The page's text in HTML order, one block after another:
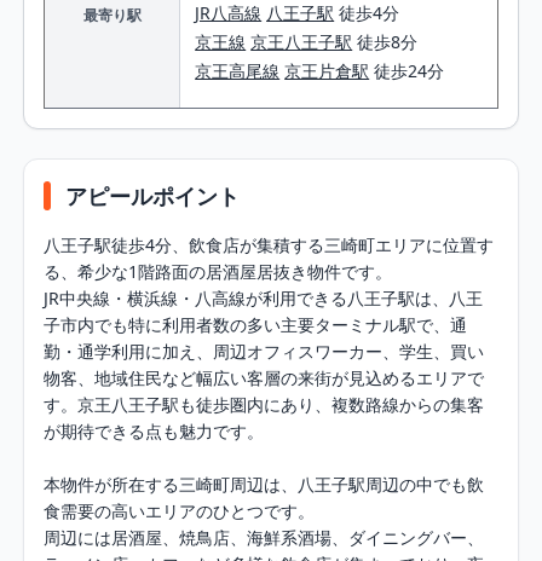
最寄り駅
JR八高線 八王子駅 徒歩4分
京王線 京王八王子駅 徒歩8分
京王高尾線 京王片倉駅 徒歩24分
アピールポイント
八王子駅徒歩4分、飲食店が集積する三崎町エリアに位置す
る、希少な1階路面の居酒屋居抜き物件です。
JR中央線・横浜線・八高線が利用できる八王子駅は、八王
子市内でも特に利用者数の多い主要ターミナル駅で、通
勤・通学利用に加え、周辺オフィスワーカー、学生、買い
物客、地域住民など幅広い客層の来街が見込めるエリアで
す。京王八王子駅も徒歩圏内にあり、複数路線からの集客
が期待できる点も魅力です。
本物件が所在する三崎町周辺は、八王子駅周辺の中でも飲
食需要の高いエリアのひとつです。
周辺には居酒屋、焼鳥店、海鮮系酒場、ダイニングバー、